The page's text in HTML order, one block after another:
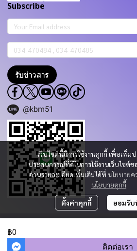
฿0
ติดต่อเรา
เว็บไซต์นี้มีการใช้งานคุกกี้ เพื่อเพิ่ม
ประสบการณ์ที่ดีในการใช้งานเว็บไซต์
อ่านรายละเอียดเพิ่มเติมได้ที่ นโยบายค
นโยบายคุกกี้
ตั้งค่าคุกกี้ ยอมรับ
Subscribe
รับข่าวสาร
@kbm51
Copyright 2023 | All Rights Reserved |
ผู้เข้าชมวันนี้